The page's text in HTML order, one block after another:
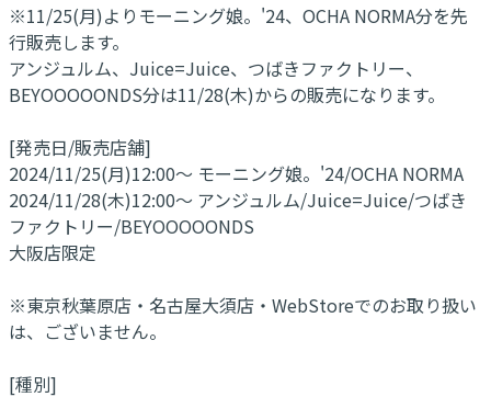
※11/25(月)よりモーニング娘。'24、OCHA NORMA分を先
行販売します。
アンジュルム、Juice=Juice、つばきファクトリー、
BEYOOOOONDS分は11/28(木)からの販売になります。
[発売日/販売店舗]
2024/11/25(月)12:00～ モーニング娘。'24/OCHA NORMA
2024/11/28(木)12:00～ アンジュルム/Juice=Juice/つばき
ファクトリー/BEYOOOOONDS
大阪店限定
※東京秋葉原店・名古屋大須店・WebStoreでのお取り扱い
は、ございません。
[種別]